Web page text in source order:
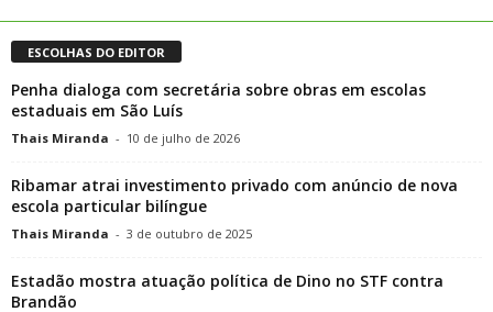
ESCOLHAS DO EDITOR
Penha dialoga com secretária sobre obras em escolas
estaduais em São Luís
Thais Miranda - 10 de julho de 2026
Ribamar atrai investimento privado com anúncio de nova
escola particular bilíngue
Thais Miranda - 3 de outubro de 2025
Estadão mostra atuação política de Dino no STF contra
Brandão